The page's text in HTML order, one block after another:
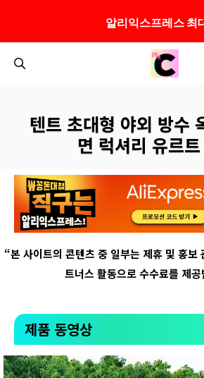
텐트 초대형 야외 방수
면 럭셔리 유르
“본 사이트의 콘텐츠 중 일부는 제휴 및 홍보
트너스 활동으로 수수료를 제
제품 동영상
알리익스프레스 최